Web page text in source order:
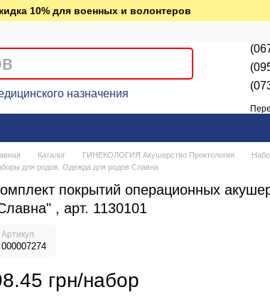
10% для военных и волонтеров
назначения
Каталог ГИНЕКОЛОГИЯ Акушерство Проктология
для родов. Одежда для родов Славна
покрытий операционных
, арт. 1130101
Артикул
000007274
грн/набор